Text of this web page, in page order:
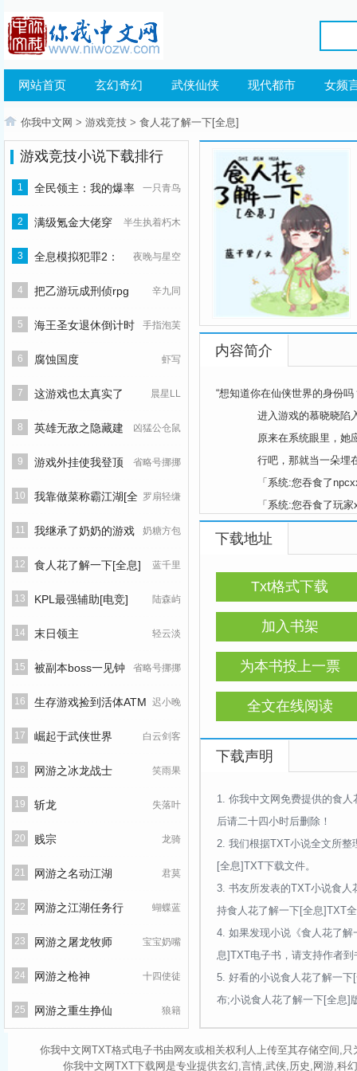
网站首页 玄幻奇幻 武侠仙侠 现代都市 女频
你我中文网 > 游戏竞技 > 食人花了解一下[全息]
游戏竞技小说下载排行
1 一只青鸟
全民领主：我的爆率
百分百
2 半生执着朽木
满级氪金大佬穿
越新手村
3 夜晚与星空
全息模拟犯罪2：
我只演一次
4 辛九同
把乙游玩成刑侦rpg
5 手指泡芙
海王圣女退休倒计时
6 虾写
腐蚀国度
7 晨星LL
这游戏也太真实了
8 凶猛公仓鼠
英雄无敌之隐藏建
筑大师
9 省略号挪挪
游戏外挂使我登顶
武林
10 罗扇轻缣
我靠做菜称霸江湖[全
息]
11 奶糖方包
我继承了奶奶的游戏
账号
12 蓝千里
食人花了解一下[全息]
13 陆森屿
KPL最强辅助[电竞]
14 轻云淡
末日领主
15 省略号挪挪
被副本boss一见钟
情
16 迟小晚
生存游戏捡到活体ATM
17 白云剑客
崛起于武侠世界
18 笑雨果
网游之冰龙战士
19 失落叶
斩龙
20 龙骑
贱宗
21 君莫
网游之名动江湖
22 蝴蝶蓝
网游之江湖任务行
23 宝宝奶嘴
网游之屠龙牧师
24 十四使徒
网游之枪神
25 狼籍
网游之重生挣仙
内容简介
“想知道你在仙侠世界的身份
进入游戏的慕晓晓陷入
原来在系统眼里，她应
行吧，那就当一朵埋在
「系统:您吞食了npcxxx
「系统:您吞食了玩家xxx
全世界都在寻找影帝洛川
内容标签：游戏网游
主角：慕晓晓 ┃ 配角
一句话简介：论靠吃升
下载地址
Txt格式下载
加入书架
为本书投上一票
全文在线阅读
下载声明
1. 你我中文网免费提供的食
后请二十四小时后删除！
2. 我们根据TXT小说全文所整
[全息]TXT下载文件。
3. 书友所发表的TXT小说食
持食人花了解一下[全息]TXT
4. 如果发现小说《食人花了
息]TXT电子书，请支持作者
5. 好看的小说食人花了解一
布;小说食人花了解一下[全息]
你我中文网TXT格式电子书由网友或相关权利人上传至其存储空间,
你我中文网TXT下载网是专业提供玄幻,言情,武侠,历史,网游,科